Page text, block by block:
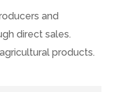
and
direct sales.
products.